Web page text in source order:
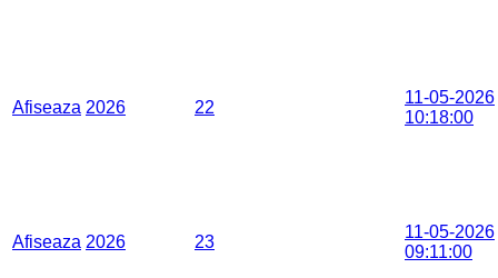
Afiseaza 2026 22
11-05-2026
10:18:00
Afiseaza 2026 23
11-05-2026
09:11:00